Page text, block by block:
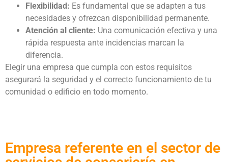
Flexibilidad: Es fundamental que se adapten a tus
necesidades y ofrezcan disponibilidad permanente.
Atención al cliente: Una comunicación efectiva y una
rápida respuesta ante incidencias marcan la
diferencia.
Elegir una empresa que cumpla con estos requisitos
asegurará la seguridad y el correcto funcionamiento de tu
comunidad o edificio en todo momento.
Empresa referente en el sector de